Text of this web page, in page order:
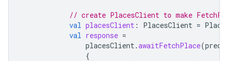
// create PlacesClient to make
val placesClient : PlacesClient =
val response =
placesClient .awaitFetchPlace(
{